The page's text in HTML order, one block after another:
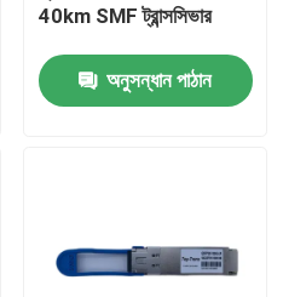
40km SMF ট্রান্সসিভার
অনুসন্ধান পাঠান